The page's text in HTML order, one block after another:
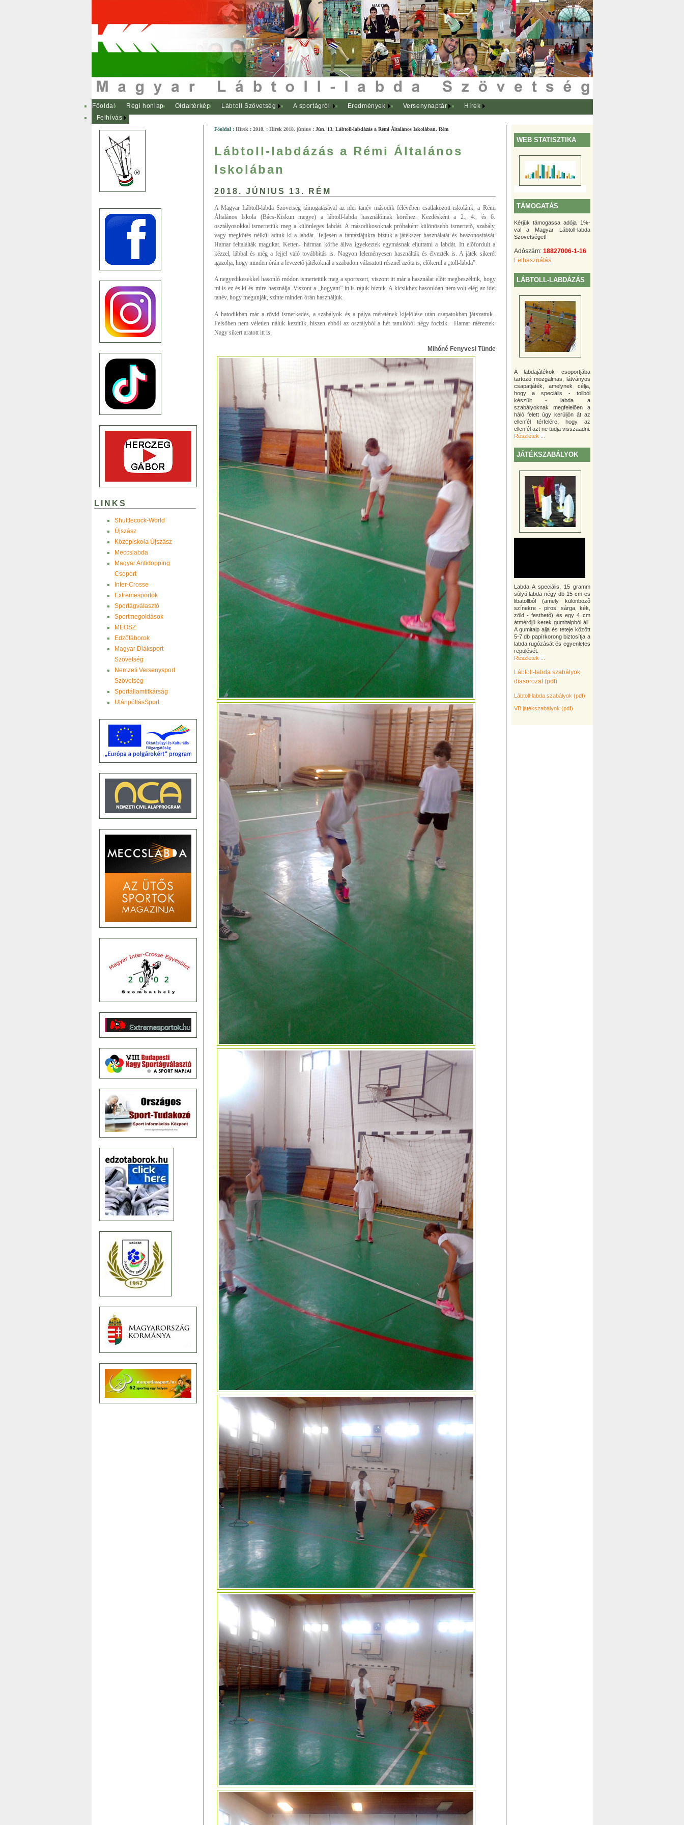
Főoldal Régi honlap Oldaltérkép Lábtoll Szövetség A sportágról Eredmények Versenynaptár
Hírek
Felhívás
LINKS
Shuttlecock-World
Újszász
Középiskola Újszász
Meccslabda
Magyar Antidopping
Csoport
Inter-Crosse
Extremesportok
Sportágválasztó
Sportmegoldások
MEOSZ
Edzõtáborok
Magyar Diáksport
Szövetség
Nemzeti Versenysport
Szövetség
Sportállamtitkárság
UtánpótlásSport
WEB STATISZTIKA
TÁMOGATÁS
Kérjük támogassa adója 1%-
val a Magyar Lábtoll-labda
Szövetséget!
Adószám: 18827006-1-16
Felhasználás
LÁBTOLL-LABDÁZÁS
A labdajátékok csoportjába
tartozó mozgalmas, látványos
csapatjáték, amelynek célja,
hogy a speciális - tollból
készült - labda a
szabályoknak megfelelõen a
háló felett úgy kerüljön át az
ellenfél térfelére, hogy az
ellenfél azt ne tudja visszaadni.
Részletek ...
JÁTÉKSZABÁLYOK
Labda A speciális, 15 gramm
súlyú labda négy db 15 cm-es
libatollból (amely különbözõ
színekre - piros, sárga, kék,
zöld - festhetõ) és egy 4 cm
átmérõjû kerek gumitalpból áll.
A gumitalp alja és teteje között
5-7 db papírkorong biztosítja a
labda rugózását és egyenletes
repülését.
Részletek ...
Lábtoll-labda szabályok
diasorozat (pdf)
Lábtoll-labda szabályok (pdf)
VB játékszabályok (pdf)
Főoldal: Hírek : 2018. : Hírek 2018. június: Jún. 13. Lábtoll-labdázás a Rémi Általános Iskolában. Rém
Lábtoll-labdázás a Rémi Általános
Iskolában
2018. JÚNIUS 13. RÉM
A Magyar Lábtoll-labda Szövetség támogatásával az idei tanév második félévében csatlakozott iskolánk, a Rémi
Általános Iskola (Bács-Kiskun megye) a lábtoll-labda használóinak köréhez. Kezdésként a 2., 4., és 6.
osztályosokkal ismertettük meg a különleges labdát. A másodikosoknak próbaként különösebb ismertetõ, szabály,
vagy megkötés nélkül adtuk ki a labdát. Teljesen a fantáziájukra bíztuk a játékszer használatát és beazonosítását.
Hamar feltalálták magukat. Ketten- hárman körbe állva igyekeztek egymásnak eljuttatni a labdát. Itt elõfordult a
kézzel, lábbal és még a fejjel való továbbítás is. Nagyon leleményesen használták és élvezték is. A játék sikerét
igazolja, hogy minden órán a levezetõ játékoknál a szabadon választott résznél azóta is, elõkerül a „toll-labda”.
A negyedikesekkel hasonló módon ismertettük meg a sportszert, viszont itt már a használat elõtt megbeszéltük, hogy
mi is ez és ki és mire használja. Viszont a „hogyant” itt is rájuk bíztuk. A kicsikhez hasonlóan nem volt elég az idei
tanév, hogy megunják, szinte minden órán használjuk.
A hatodikban már a rövid ismerkedés, a szabályok és a pálya méretének kijelölése után csapatokban játszattuk.
Felsõben nem véletlen náluk kezdtük, hiszen ebbõl az osztályból a hét tanulóból négy focizik. Hamar ráéreztek.
Nagy sikert aratott itt is.
Mihóné Fenyvesi Tünde